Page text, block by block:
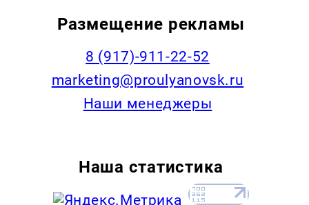
Размещение рекламы
8 (917)-911-22-52
marketing@proulyanovsk.ru
Наши менеджеры
Наша статистика